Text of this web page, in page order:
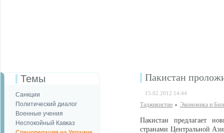
Темы
Санкции
Политический диалог
Военные учения
Неспокойный Кавказ
Пакистан
15.02.2012 14:44
Таджикистан Экономика и
Пакистан предлагает
странами Центральной